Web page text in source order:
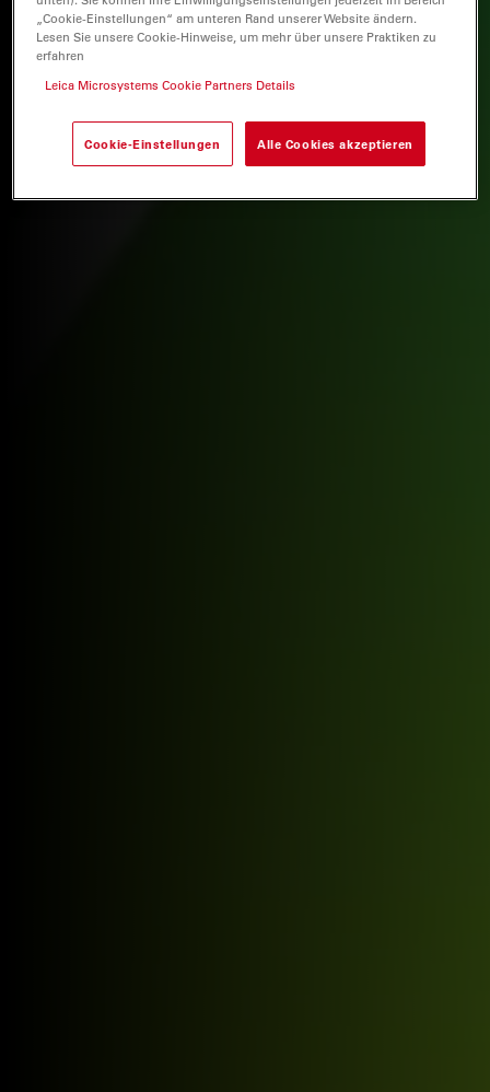
„Cookie-Einstellungen“ am unteren Rand unserer Website ändern.
Lesen Sie unsere Cookie-Hinweise, um mehr über unsere Praktiken zu
erfahren
Leica Microsystems Cookie Partners Details
Cookie-Einstellungen Alle Cookies akzeptieren